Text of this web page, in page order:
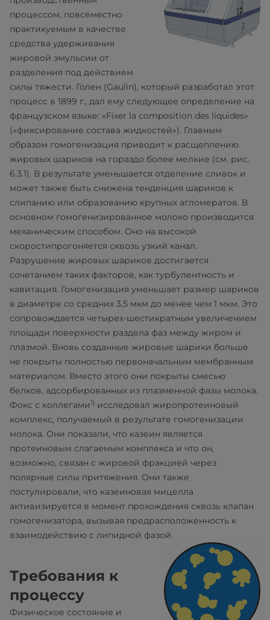
процессом, повсеместно
практикуемым в качестве
средства удерживания
жировой эмульсии от
разделения под действием
силы тяжести. Голен (Gaulin), который разработал этот
процесс в 1899 г., дал ему следующее определение на
французском языке: «Fixer la composition des liquides»
(«фиксирование состава жидкостей»). Главным
образом гомогенизация приводит к расщеплению
жировых шариков на гораздо более мелкие (см. рис.
6.3.1). В результате уменьшается отделение сливок и
может также быть снижена тенденция шариков к
слипанию или образованию крупных агломератов. В
основном гомогенизированное молоко производится
механическим способом. Оно на высокой
скоростипрогоняется сквозь узкий канал.
Разрушение жировых шариков достигается
сочетанием таких факторов, как турбулентность и
кавитация. Гомогенизация уменьшает размер шариков
в диаметре со средних 3,5 мкм до менее чем 1 мкм. Это
сопровождается четырех-шестикратным увеличением
площади поверхности раздела фаз между жиром и
плазмой. Вновь созданные жировые шарики больше
не покрыты полностью первоначальным мембранным
материалом. Вместо этого они покрыты смесью
белков, адсорбированных из плазменной фазы молока.
Фокс с коллегами1) исследовал жиропротеиновый
комплекс, получаемый в результате гомогенизации
молока. Они показали, что казеин является
протеиновым слагаемым комплекса и что он,
возможно, связан с жировой фракцией через
полярные силы притяжения. Они также
постулировали, что казеиновая мицелла
активизируется в момент прохождения сквозь клапан
гомогенизатора, вызывая предрасположенность к
взаимодействию с липидной фазой.
Требования к
процессу
Физическое состояние и